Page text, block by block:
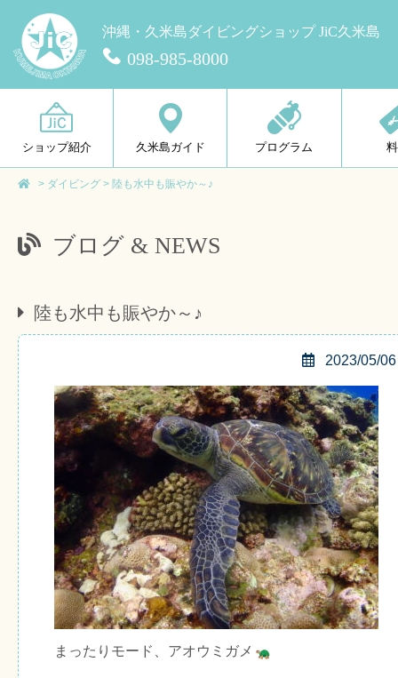
沖縄・久米島ダイビングショップ JiC久米島
098-985-8000
ショップ紹介 久米島ガイド プログラム
> ダイビング > 陸も水中も賑やか～♪
ブログ & NEWS
陸も水中も賑やか～♪
2023/05/06
まったりモード、アオウミガメ